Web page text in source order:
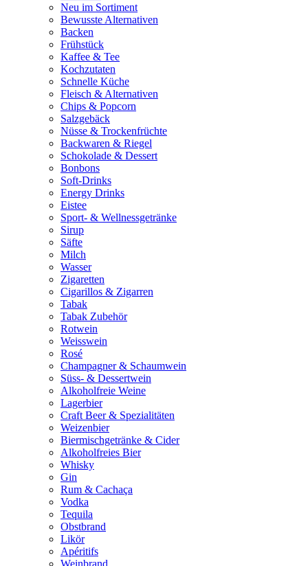
Neu im Sortiment
Bewusste Alternativen
Backen
Frühstück
Kaffee & Tee
Kochzutaten
Schnelle Küche
Fleisch & Alternativen
Chips & Popcorn
Salzgebäck
Nüsse & Trockenfrüchte
Backwaren & Riegel
Schokolade & Dessert
Bonbons
Soft-Drinks
Energy Drinks
Eistee
Sport- & Wellnessgetränke
Sirup
Säfte
Milch
Wasser
Zigaretten
Cigarillos & Zigarren
Tabak
Tabak Zubehör
Rotwein
Weisswein
Rosé
Champagner & Schaumwein
Süss- & Dessertwein
Alkoholfreie Weine
Lagerbier
Craft Beer & Spezialitäten
Weizenbier
Biermischgetränke & Cider
Alkoholfreies Bier
Whisky
Gin
Rum & Cachaça
Vodka
Tequila
Obstbrand
Likör
Apéritifs
Weinbrand